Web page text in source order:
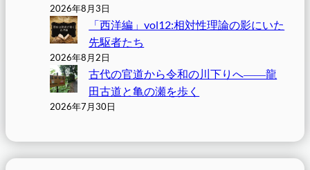
2026年8月3日
「西洋編」vol12:相対性理論の影にいた
先駆者たち
2026年8月2日
古代の官道から令和の川下りへ――龍
田古道と亀の瀬を歩く
2026年7月30日